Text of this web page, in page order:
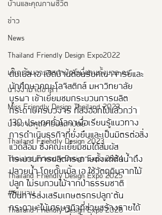
บ้านและคุณภาพชีวิต
ข่าว
News
Thailand Friendly Design Expo2022
มหกรรมอารยสถาปัตย์เพื่อคนทั้งมวล คร
นางงามจิตอาสา
Miss Friendly Design Thailand 2023
นางงามฑูตอารยสถาปัตย์
Thailand Friendly Design 2023
Thaialnd Friendly Design Expo 2024
Thailand Friendly Design Expo 2025
#หนุมาน
Thailand Friendly Design Expo 2026
ดั๊บเบิ้ล เอ เปิดบ้านต้อนรับคณาจารย์และ
นักศึกษาคณะโลจิสติกส์ มหาวิทยาลัย
บูรพา เข้าเยี่ยมชมกระบวนการผลิต
กระดาษครบวงจร ที่ส่งออกไปแล้วกว่า
130 ประเทศทั่วโลก เพื่อเรียนรู้แนวทาง
การดำเนินธุรกิจที่ยั่งยืนและเป็นมิตรต่อสิ่ง
แวดล้อม ซึ่งคณะเยี่ยมชมได้สัมผัส
กระบวนการผลิตกระดาษตั้งแต่ต้นน้ำถึง
ปลายน้ำ โดยดั๊บเบิ้ล เอ ใช้วัตถุดิบจากไม้
ปลูก ไม่รบกวนไม้จากป่าธรรมชาติ
เป็นการส่งเสริมเกษตรกรปลูก"ต้น
กระดาษ"ไม้เศรษฐกิจที่ช่วยสร้างรายได้